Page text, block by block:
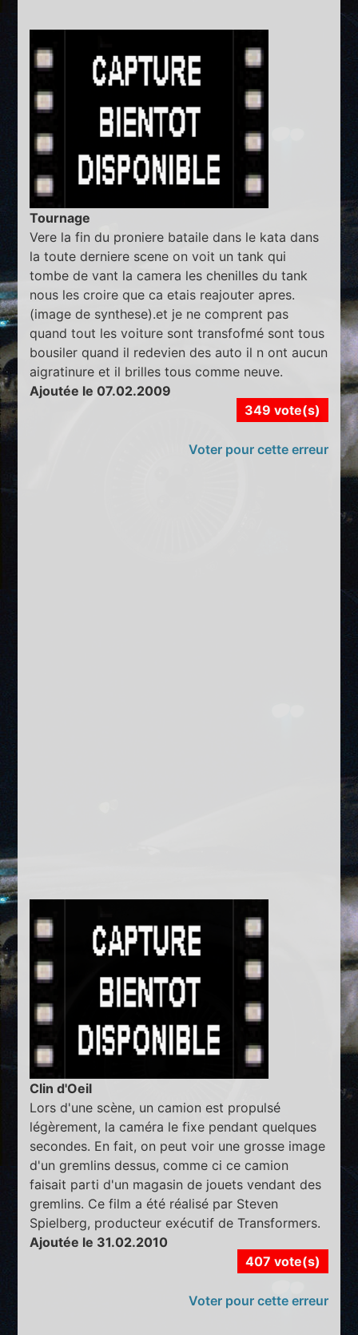
Tournage
Vere la fin du proniere bataile dans le kata dans
la toute derniere scene on voit un tank qui
tombe de vant la camera les chenilles du tank
nous les croire que ca etais reajouter apres.
(image de synthese).et je ne comprent pas
quand tout les voiture sont transfofmé sont tous
bousiler quand il redevien des auto il n ont aucun
aigratinure et il brilles tous comme neuve.
Ajoutée le 07.02.2009
349 vote(s)
Voter pour cette erreur
Clin d'Oeil
Lors d'une scène, un camion est propulsé
légèrement, la caméra le fixe pendant quelques
secondes. En fait, on peut voir une grosse image
d'un gremlins dessus, comme ci ce camion
faisait parti d'un magasin de jouets vendant des
gremlins. Ce film a été réalisé par Steven
Spielberg, producteur exécutif de Transformers.
Ajoutée le 31.02.2010
407 vote(s)
Voter pour cette erreur